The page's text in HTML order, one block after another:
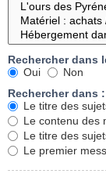
Rechercher dans
Oui
Non
Rechercher dans :
Le titre des
Le contenu des
Le titre des
Le premier